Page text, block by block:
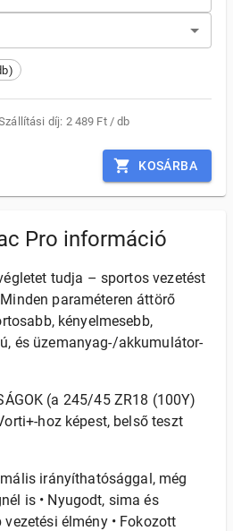
díj: 2 489 Ft / db
KOSÁRBA
Pro információ
tudja – sportos vezetést
paraméteren áttörő
kényelmesebb,
és üzemanyag-/akkumulátor-
(a 245/45 ZR18 (100Y)
hoz képest, belső teszt
irányíthatósággal, még
is • Nyugodt, sima és
élmény • Fokozott